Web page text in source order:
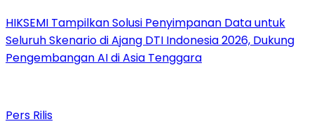
HIKSEMI Tampilkan Solusi Penyimpanan Data untuk
Seluruh Skenario di Ajang DTI Indonesia 2026, Dukung
Pengembangan AI di Asia Tenggara
Pers Rilis